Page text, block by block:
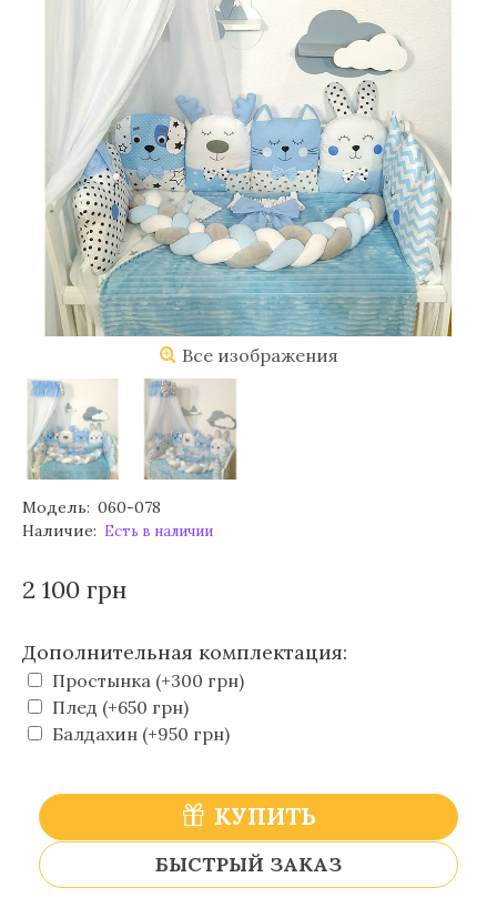
Все изображения
Модель: 060-078
Наличие: Есть в наличии
2 100 грн
Дополнительная комплектация:
Простынка (+300 грн)
Плед (+650 грн)
Балдахин (+950 грн)
КУПИТЬ
БЫСТРЫЙ ЗАКАЗ